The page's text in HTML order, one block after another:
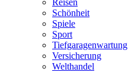
Schönheit
Spiele
Sport
Tiefgaragenwartung
Versicherung
Welthandel